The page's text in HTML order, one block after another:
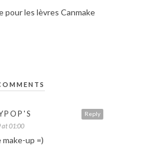
pour les lèvres Canmake
Reply
01:00
make-up =)